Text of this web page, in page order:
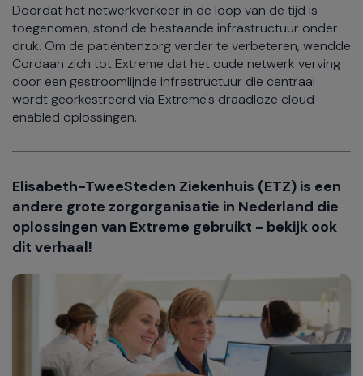
Doordat het netwerkverkeer in de loop van de tijd is
toegenomen, stond de bestaande infrastructuur onder
druk. Om de patiëntenzorg verder te verbeteren, wendde
Cordaan zich tot Extreme dat het oude netwerk verving
door een gestroomlijnde infrastructuur die centraal
wordt georkestreerd via Extreme's draadloze cloud-
enabled oplossingen.
Elisabeth-TweeSteden Ziekenhuis (ETZ) is een
andere grote zorgorganisatie in Nederland die
oplossingen van Extreme gebruikt - bekijk ook
dit verhaal!